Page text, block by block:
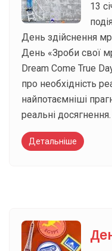
13
День здійснення
День «Зроби свої
Dream Come True
про необхідність
найпотаємніші
реальні досягнення.
Детальніше